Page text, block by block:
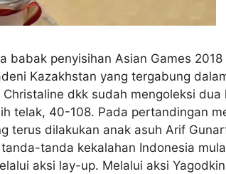
penyisihan Asian Games
Kazakhstan yang tergabung
dkk sudah mengoleksi dua
telak, 40-108. Pada pertandingan
terus dilakukan anak asuh Arif
tanda kekalahan Indonesia
aksi lay-up. Melalui aksi